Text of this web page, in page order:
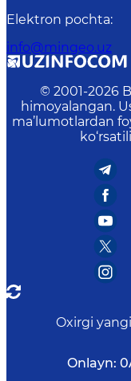
Elektron pochta:
info@mingeo.uz
© 2001-2026
himoyalangan.
ma’lumotlardan
Oxirgi
Onlayn: 0